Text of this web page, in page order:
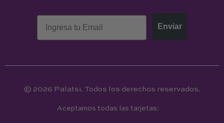
Enviar
© 2026 Palatsi. Todos los derechos reservados.
Aceptamos todas las tarjetas: